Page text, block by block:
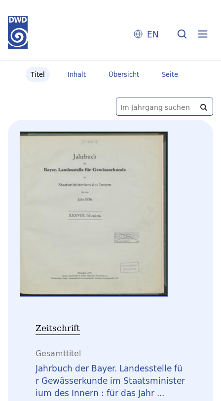
EN
Titel Inhalt Übersicht Seite
Zeitschrift
Gesamttitel
Jahrbuch der Bayer. Landesstelle fü
r Gewässerkunde im Staatsminister
ium des Innern : für das Jahr ...